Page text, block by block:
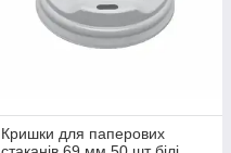
Кришки для паперових